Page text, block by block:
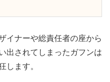
イナーや総責任者の座から
出されてしまったガフンは
します。